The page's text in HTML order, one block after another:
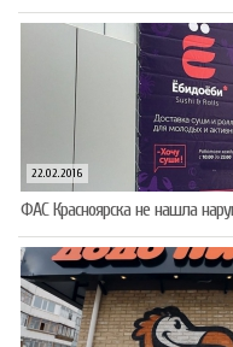
22.02.2016
ФАС Красноярска не нашла